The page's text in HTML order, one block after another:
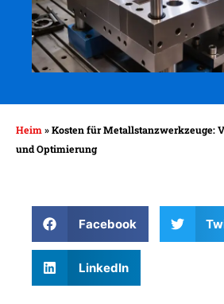
Heim »Kosten für Metallstanzwerkzeuge:
und Optimierung
Facebook
LinkedIn